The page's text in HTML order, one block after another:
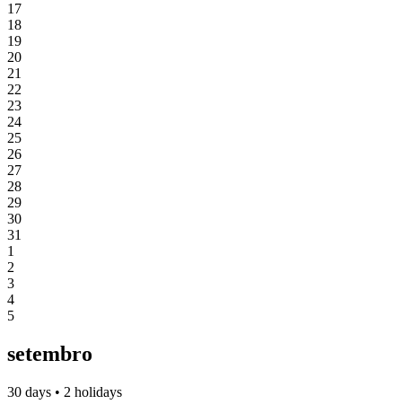
17
18
19
20
21
22
23
24
25
26
27
28
29
30
31
1
2
3
4
5
setembro
30 days • 2 holidays